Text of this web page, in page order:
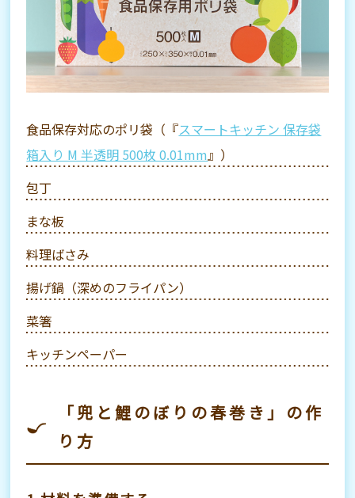
食品保存対応のポリ袋（『スマートキッチン 保存袋
箱入り M 半透明 500枚 0.01mm』）
包丁
まな板
料理ばさみ
揚げ鍋（深めのフライパン）
菜箸
キッチンペーパー
「兜と鯉のぼりの春巻き」の作
り方